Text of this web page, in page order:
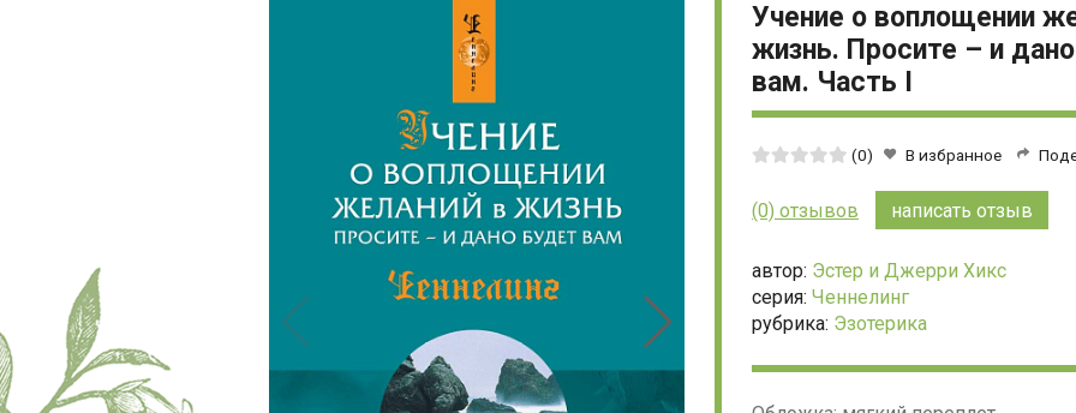
Учение о воплощении
жизнь. Просите – и
вам. Часть I
Средняя
из
(0) В избранное
(0) отзывов написать отзыв
автор: Эстер и Джерри Хикс
серия: Ченнелинг
рубрика: Эзотерика